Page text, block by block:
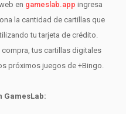
en gameslab.app ingresa
la cantidad de cartillas que
tu tarjeta de crédito.
tus cartillas digitales
próximos juegos de +Bingo.
GamesLab: